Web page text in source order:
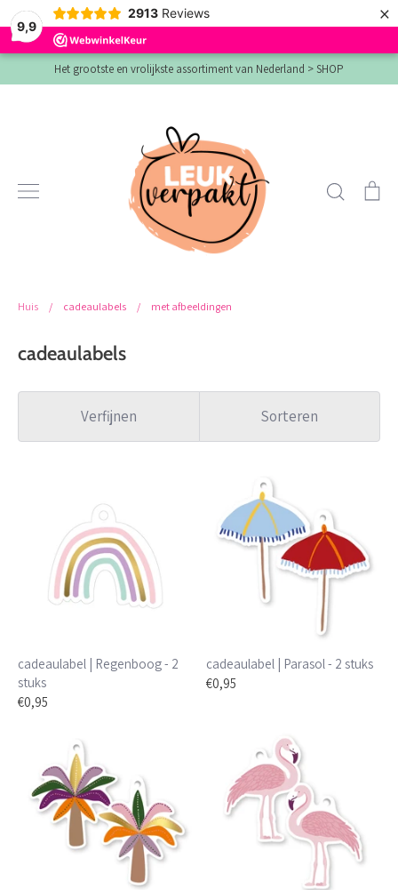
9,9
2913 Reviews ×
Verder
naar
Het grootste en vrolijkste assortiment van Nederland > SHOP
Zoeken
Huis / cadeaulabels / met afbeeldingen
cadeaulabels
Verfijnen Sorteren
cadeaulabel | Regenboog - 2
stuks
€0,95
cadeaulabel | Parasol - 2 stuks
€0,95